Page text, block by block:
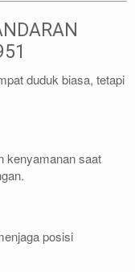
duduk biasa, tetapi
kenyamanan saat
posisi